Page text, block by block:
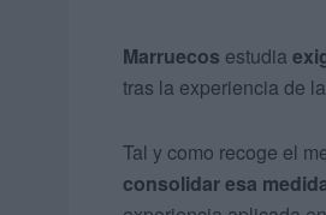
Marruecos estudia
tras la experiencia de la
Tal y como recoge el
consolidar esa